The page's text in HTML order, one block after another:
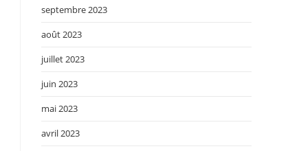
septembre 2023
août 2023
juillet 2023
juin 2023
mai 2023
avril 2023